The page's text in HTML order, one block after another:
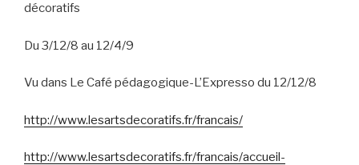
décoratifs
Du 3/12/8 au 12/4/9
Vu dans Le Café pédagogique-L’Expresso du 12/12/8
http://www.lesartsdecoratifs.fr/francais/
http://www.lesartsdecoratifs.fr/francais/accueil-